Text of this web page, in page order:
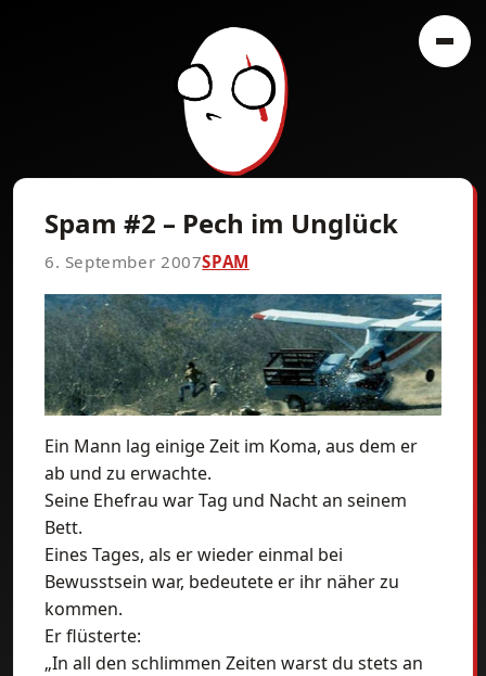
Spam #2 – Pech im Unglück
6. September 2007SPAM
Ein Mann lag einige Zeit im Koma, aus dem er
ab und zu erwachte.
Seine Ehefrau war Tag und Nacht an seinem
Bett.
Eines Tages, als er wieder einmal bei
Bewusstsein war, bedeutete er ihr näher zu
kommen.
Er flüsterte:
„In all den schlimmen Zeiten warst du stets an